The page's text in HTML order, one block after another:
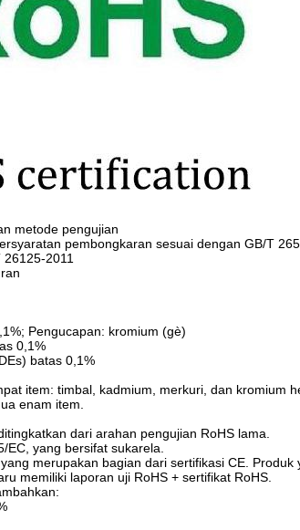
metode pengujian
pembongkaran sesuai dengan GB/T
2011
Pengucapan: kromium (gè)
0,1%
batas 0,1%
item: timbal, kadmium, merkuri, dan kromium
enam item.
dari arahan pengujian RoHS lama.
yang bersifat sukarela.
merupakan bagian dari sertifikasi CE.
memiliki laporan uji RoHS + sertifikat RoHS.